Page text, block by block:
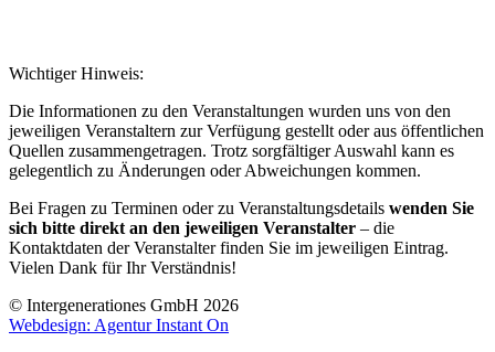
Wichtiger Hinweis:
Die Informationen zu den Veranstaltungen wurden uns von den
jeweiligen Veranstaltern zur Verfügung gestellt oder aus öffentlichen
Quellen zusammengetragen. Trotz sorgfältiger Auswahl kann es
gelegentlich zu Änderungen oder Abweichungen kommen.
Bei Fragen zu Terminen oder zu Veranstaltungsdetails wenden Sie
sich bitte direkt an den jeweiligen Veranstalter – die
Kontaktdaten der Veranstalter finden Sie im jeweiligen Eintrag.
Vielen Dank für Ihr Verständnis!
© Intergenerationes GmbH 2026
Webdesign: Agentur Instant On